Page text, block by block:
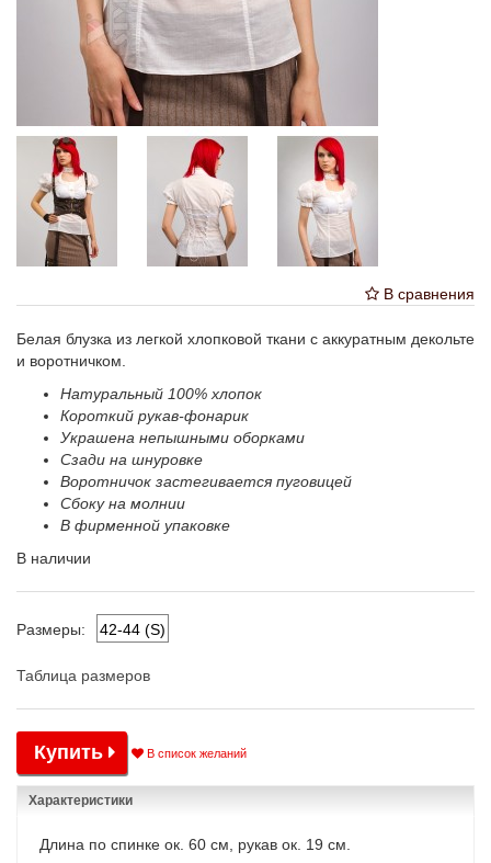
В сравнения
Белая блузка из легкой хлопковой ткани с аккуратным декольте
и воротничком.
Натуральный 100% хлопок
Короткий рукав-фонарик
Украшена непышными оборками
Сзади на шнуровке
Воротничок застегивается пуговицей
Сбоку на молнии
В фирменной упаковке
В наличии
Размеры: 42-44 (S)
Таблица размеров
Купить В список желаний
Характеристики
Длина по спинке ок. 60 см, рукав ок. 19 см.